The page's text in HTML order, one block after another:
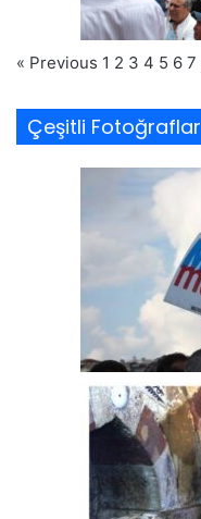
« Previous 1 2 3 4 5 6 7
Çeşitli Fotoğraflar